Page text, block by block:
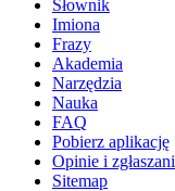
Słownik
Imiona
Frazy
Akademia
Narzędzia
Nauka
FAQ
Pobierz aplikację
Opinie i
Sitemap